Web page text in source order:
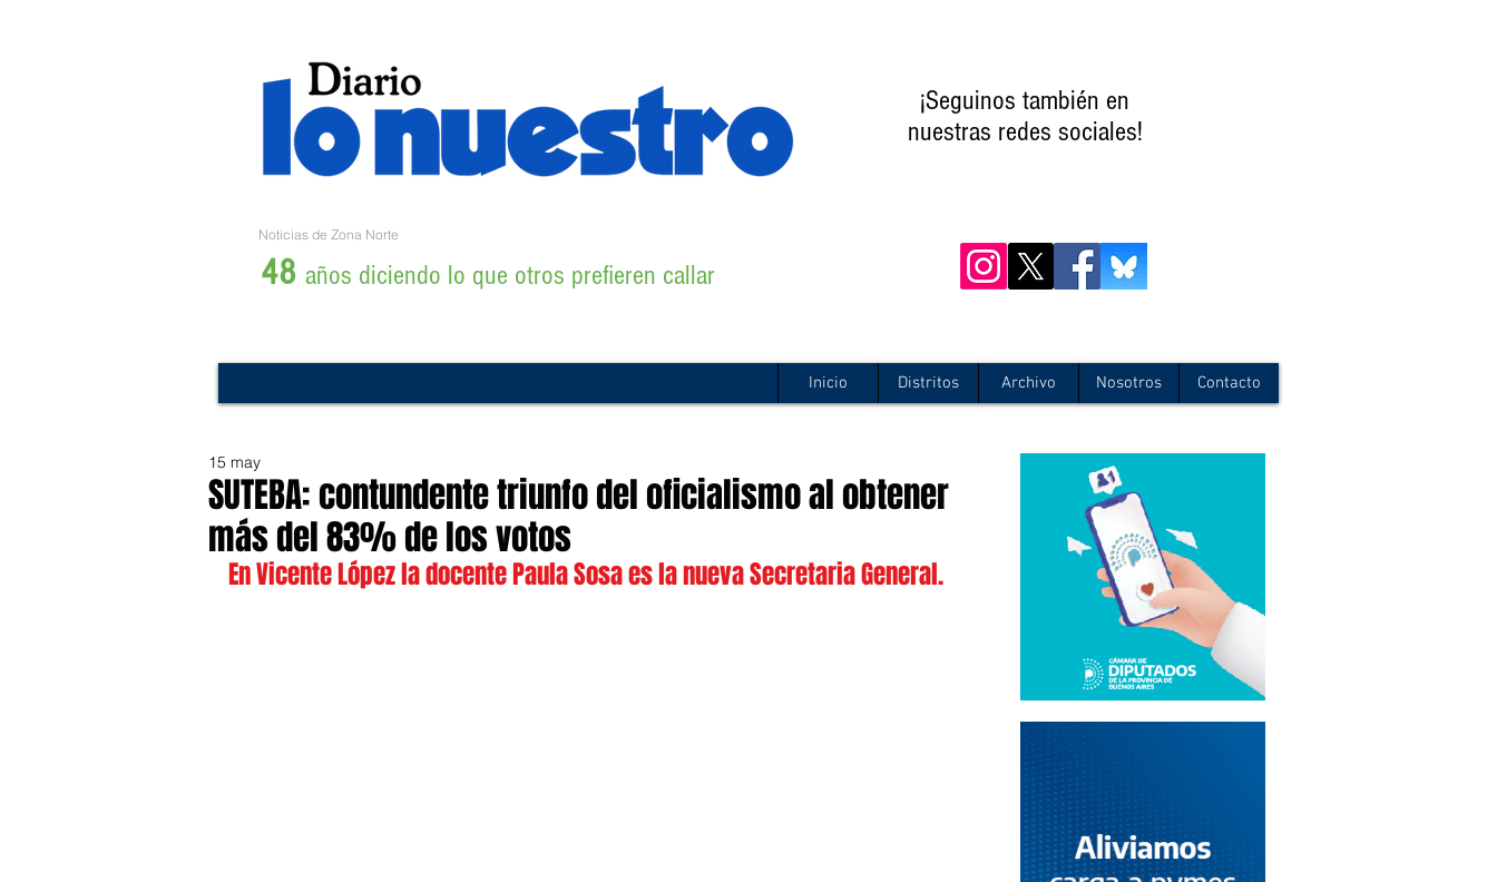
¡Seguinos también en
nuestras redes sociales!
Noticias de Zona Norte
48 años diciendo lo que otros prefieren callar
Inicio Distritos Archivo Nosotros Contacto
SUTEBA: contundente triunfo del oficialismo al obtener
más del 83% de los votos
15 may
En Vicente López la docente Paula Sosa es la nueva Secretaria General.